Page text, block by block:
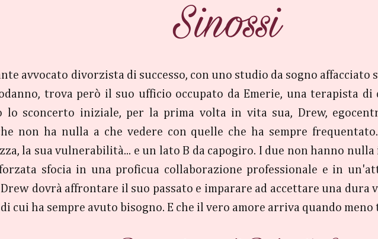
avvocato divorzista di successo, con uno studio da sogno affacciato
trova però il suo ufficio occupato da Emerie, una terapista
lo sconcerto iniziale, per la prima volta in vita sua, Drew,
non ha nulla a che vedere con quelle che ha sempre
la sua vulnerabilità... e un lato B da capogiro. I due non hanno
sfocia in una proficua collaborazione professionale e in
dovrà affrontare il suo passato e imparare ad accettare una dura
di cui ha sempre avuto bisogno. E che il vero amore arriva quando